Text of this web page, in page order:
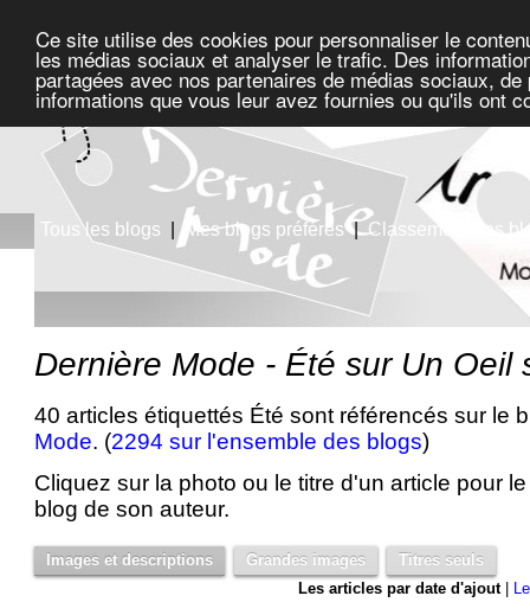
Ce site utilise des cookies pour personnaliser le
les médias sociaux et analyser le trafic. Des
partagées avec nos partenaires de médias sociaux,
informations que vous leur avez fournies ou qu'ils ont
Tous les blogs | Mes blogs préférés|Classement des
Dernière Mode - Été sur Un Oeil
40 articles étiquettés Été sont référencés sur le
Mode. (2294 sur l'ensemble des blogs)
Cliquez sur la photo ou le titre d'un article pour
blog de son auteur.
Images et descriptions Grandes images
Titres seuls
Les articles par date d'ajout|